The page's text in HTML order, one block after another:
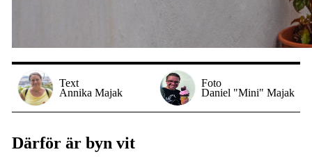
Text
Annika Majak
Foto
Daniel "Mini" Majak
Därför är byn vit